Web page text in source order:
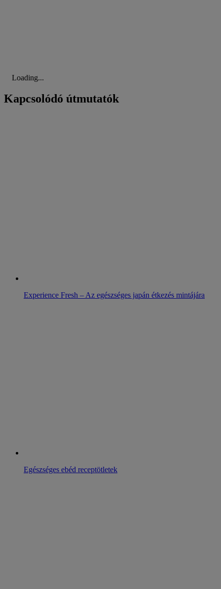
Loading...
Kapcsolódó útmutatók
Experience Fresh – Az egészséges japán étkezés mintájára
Egészséges ebéd receptötletek